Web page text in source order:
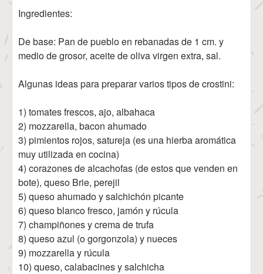
Ingredientes:
De base: Pan de pueblo en rebanadas de 1 cm. y
medio de grosor, aceite de oliva virgen extra, sal.
Algunas ideas para preparar varios tipos de crostini:
1) tomates frescos, ajo, albahaca
2) mozzarella, bacon ahumado
3) pimientos rojos, satureja (es una hierba aromática
muy utilizada en cocina)
4) corazones de alcachofas (de estos que venden en
bote), queso Brie, perejil
5) queso ahumado y salchichón picante
6) queso blanco fresco, jamón y rúcula
7) champiñones y crema de trufa
8) queso azul (o gorgonzola) y nueces
9) mozzarella y rúcula
10) queso, calabacines y salchicha